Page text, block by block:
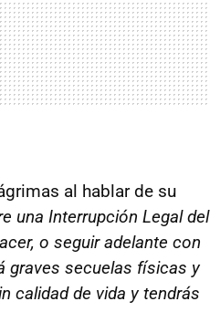
al hablar de su
una Interrupción Legal del
o seguir adelante con
graves secuelas físicas y
calidad de vida y tendrás